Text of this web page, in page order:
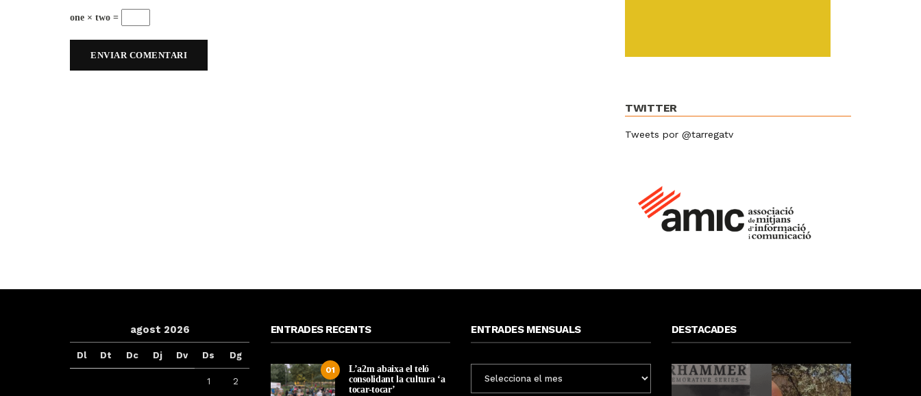
one × two =
TWITTER
Tweets por @tarregatv
agost 2026
Dl Dt Dc Dj Dv Ds Dg
1 2
ENTRADES RECENTS
01
L’a2m abaixa el teló
consolidant la cultura ‘a
tocar-tocar’
ENTRADES MENSUALS
MENSUALS
DESTACADES